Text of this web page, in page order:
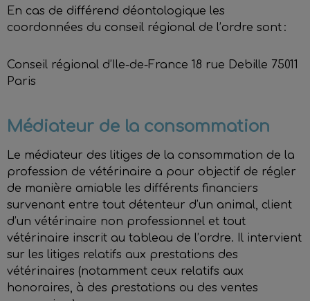
En cas de différend déontologique les
coordonnées du conseil régional de l’ordre sont :
Conseil régional d’Ile-de-France 18 rue Debille 75011
Paris
Médiateur de la consommation
Le médiateur des litiges de la consommation de la
profession de vétérinaire a pour objectif de régler
de manière amiable les différents financiers
survenant entre tout détenteur d’un animal, client
d’un vétérinaire non professionnel et tout
vétérinaire inscrit au tableau de l’ordre. Il intervient
sur les litiges relatifs aux prestations des
vétérinaires (notamment ceux relatifs aux
honoraires, à des prestations ou des ventes